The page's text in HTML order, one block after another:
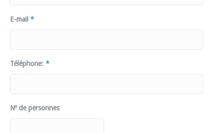
E-mail *
Téléphone: *
Nº de personnes